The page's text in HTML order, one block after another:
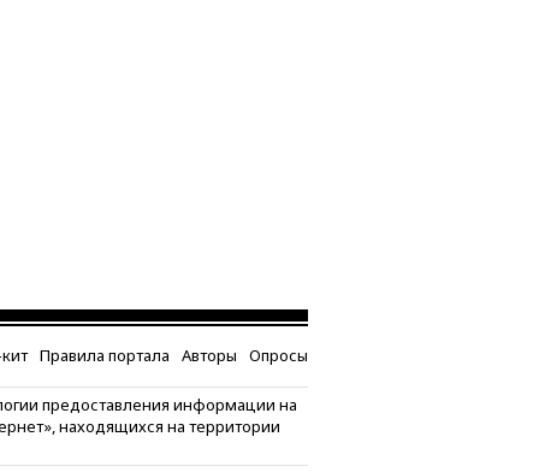
Правила портала Авторы Опросы
предоставления информации на
находящихся на территории